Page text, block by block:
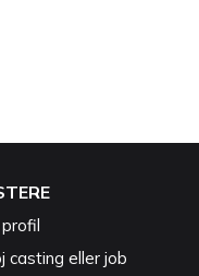
casting eller job